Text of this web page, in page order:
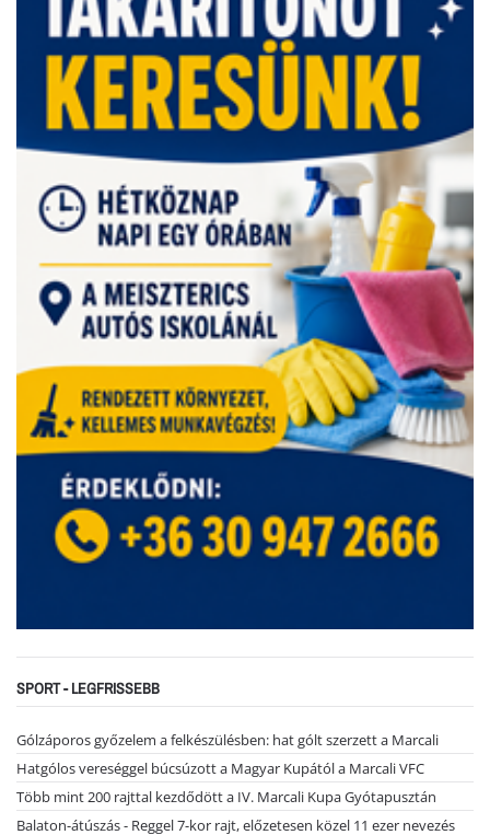
SPORT - LEGFRISSEBB
Gólzáporos győzelem a felkészülésben: hat gólt szerzett a Marcali
Hatgólos vereséggel búcsúzott a Magyar Kupától a Marcali VFC
Több mint 200 rajttal kezdődött a IV. Marcali Kupa Gyótapusztán
Balaton-átúszás - Reggel 7-kor rajt, előzetesen közel 11 ezer nevezés